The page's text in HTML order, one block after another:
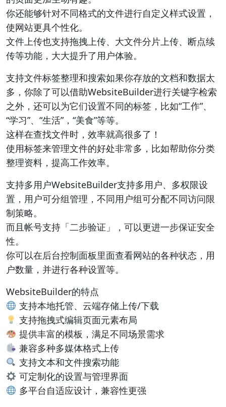
你还能够针对不同格式的文件进行自定义样式设置，
使网站更具个性化。
文件上传也支持拖拽上传、大文件分片上传、断点续
传等功能，大大提升了用户体验。
支持文件标签整理和搜索如果你存放的文档和数据太
多，你除了可以借助WebsiteBuilder进行关键字检索
之外，还可以为它们设置不同的标签，比如“工作”、
“学习”、“生活”，“美食”等等。
这样在查找文件时，效率就高很多了！
使用标签来管理文件的好处非常多，比如帮助你分类
整理资料，提高工作效率。
支持多用户WebsiteBuilder支持多用户、多权限设
置，用户可分组管理，不同用户组可分配不同访问限
制策略。
而且帐号支持「二步验证」，可以更进一步保证安全
性。
你可以在后台控制面板里面查看网站的各种状态，用
户数量，并进行各种设置等。
WebsiteBuilder的特点
支持本地托管、云端存储上传/下载
支持拖拽式编辑页面元素布局
提供丰富的模板，满足不同场景需求
兼容多种多媒体格式上传
支持文本和文件搜索功能
可定制化的设置与管理界面
多平台自适应设计，兼容性更强